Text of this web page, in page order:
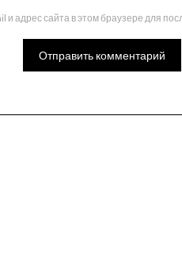
и адрес сайта в этом браузере для